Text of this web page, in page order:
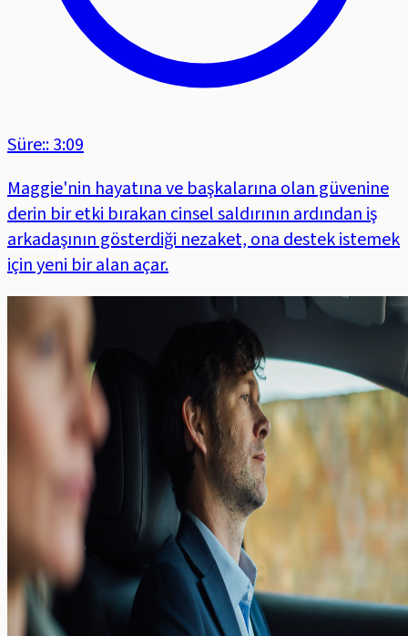
Süre:: 3:09
Maggie'nin hayatına ve başkalarına olan güvenine
derin bir etki bırakan cinsel saldırının ardından iş
arkadaşının gösterdiği nezaket, ona destek istemek
için yeni bir alan açar.